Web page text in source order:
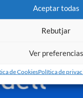
Aceptar todas
Rebutjar
Ver preferencias
de CookiesPolítica de